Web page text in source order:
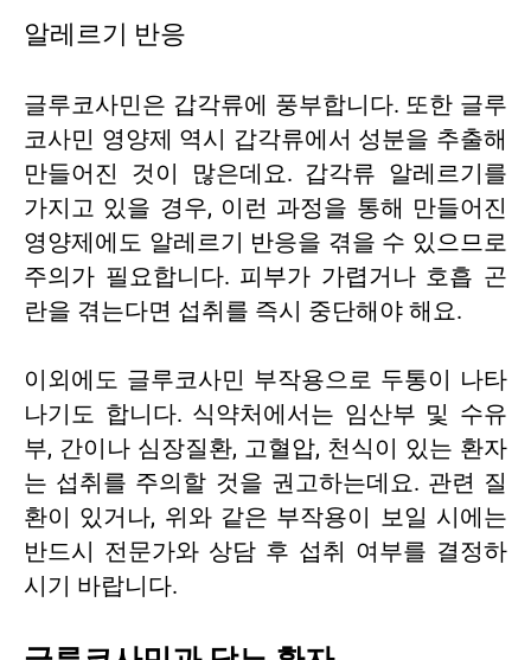
알레르기 반응
글루코사민은 갑각류에 풍부합니다. 또한 글루
코사민 영양제 역시 갑각류에서 성분을 추출해
만들어진 것이 많은데요. 갑각류 알레르기를
가지고 있을 경우, 이런 과정을 통해 만들어진
영양제에도 알레르기 반응을 겪을 수 있으므로
주의가 필요합니다. 피부가 가렵거나 호흡 곤
란을 겪는다면 섭취를 즉시 중단해야 해요.
이외에도 글루코사민 부작용으로 두통이 나타
나기도 합니다. 식약처에서는 임산부 및 수유
부, 간이나 심장질환, 고혈압, 천식이 있는 환자
는 섭취를 주의할 것을 권고하는데요. 관련 질
환이 있거나, 위와 같은 부작용이 보일 시에는
반드시 전문가와 상담 후 섭취 여부를 결정하
시기 바랍니다.